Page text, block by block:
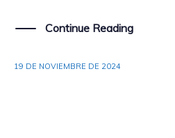
Continue Reading
19 DE NOVIEMBRE DE 2024